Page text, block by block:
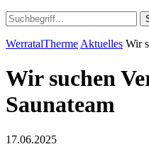
WerratalTherme Aktuelles Wir
Wir suchen
Saunateam
17.06.2025